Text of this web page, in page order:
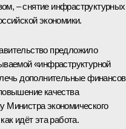
– снятие инфраструктурных
экономики.
предложило
«инфраструктурной
дополнительные
качества
Министра экономического
идёт эта работа.